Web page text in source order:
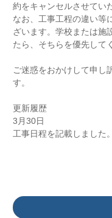
約をキャンセルさせてい
なお、工事工程の違い等
ざいます。学校または施
たら、そちらを優先して
ご迷惑をおかけして申し
す。
更新履歴
3月30日
工事日程を記載しました